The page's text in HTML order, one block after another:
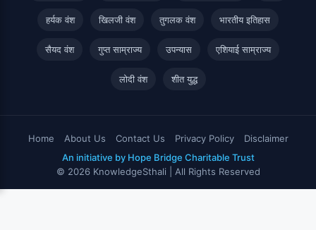
हर्यक वंश खिलजी वंश तुगलक वंश भारतीय इतिहास
सैयद वंश गुप्त साम्राज्य उपन्यास एशियाई साम्राज्य
लोदी वंश शीत युद्ध
Home About Us Contact Us Privacy Policy
Disclaimer
An initiative by Hope Bridge Charitable Trust
© 2026 KnowledgeSthali | All Rights Reserved